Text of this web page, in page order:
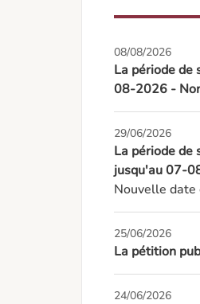
08/08/2026
La période
08-2026 -
29/06/2026
La période de
jusqu'au 07-
Nouvelle
25/06/2026
La pétition
24/06/2026